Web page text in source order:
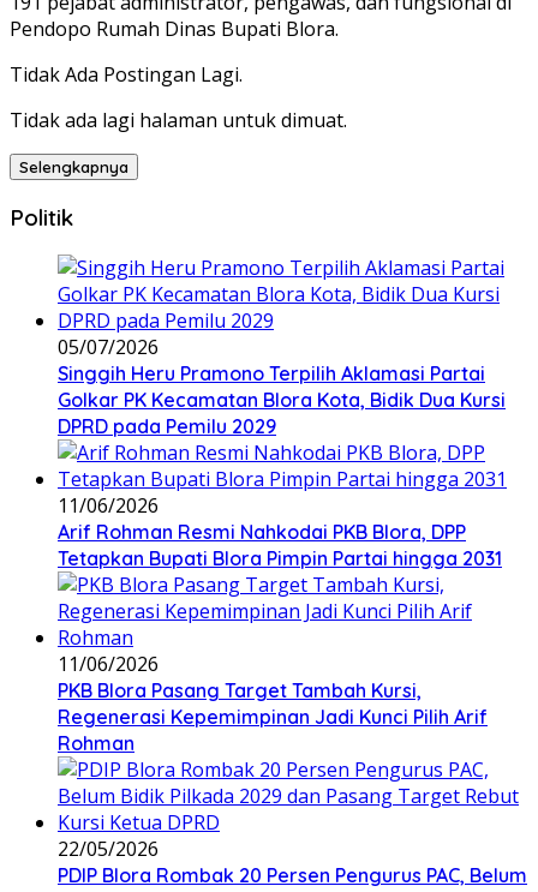
Pendopo Rumah Dinas Bupati Blora.
Tidak Ada Postingan Lagi.
Tidak ada lagi halaman untuk dimuat.
Selengkapnya
Politik
05/07/2026
Singgih Heru Pramono Terpilih Aklamasi Partai
Golkar PK Kecamatan Blora Kota, Bidik Dua Kursi
DPRD pada Pemilu 2029
11/06/2026
Arif Rohman Resmi Nahkodai PKB Blora, DPP
Tetapkan Bupati Blora Pimpin Partai hingga 2031
11/06/2026
PKB Blora Pasang Target Tambah Kursi,
Regenerasi Kepemimpinan Jadi Kunci Pilih Arif
Rohman
22/05/2026
PDIP Blora Rombak 20 Persen Pengurus PAC, Belum